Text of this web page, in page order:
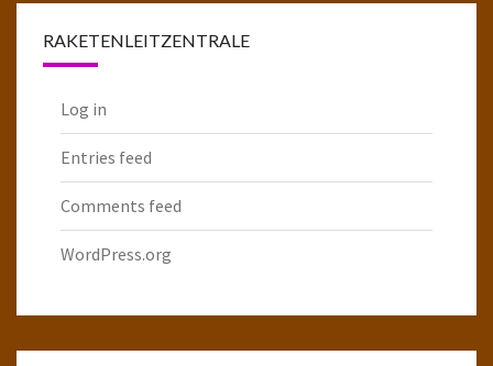
RAKETENLEITZENTRALE
Log in
Entries feed
Comments feed
WordPress.org